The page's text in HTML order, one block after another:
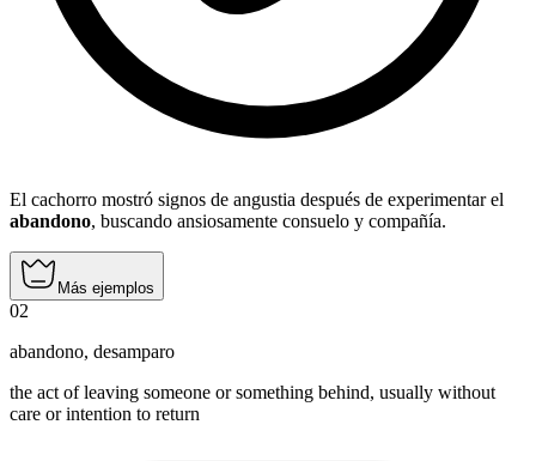
El cachorro mostró signos de angustia después de experimentar el
abandono, buscando ansiosamente consuelo y compañía.
Más ejemplos
02
abandono, desamparo
the act of leaving someone or something behind, usually without
care or intention to return